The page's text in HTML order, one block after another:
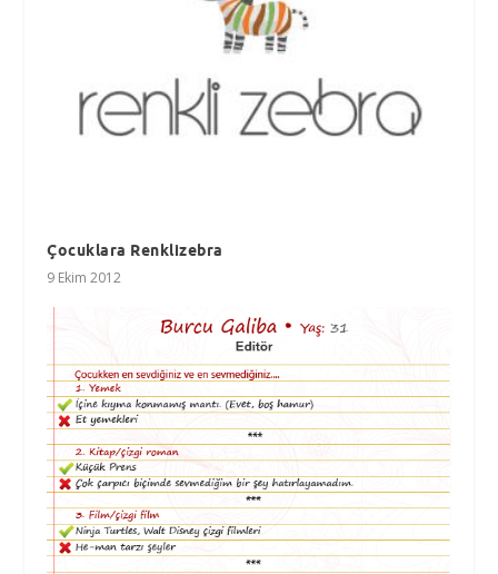
Çocuklara Renklizebra
9 Ekim 2012